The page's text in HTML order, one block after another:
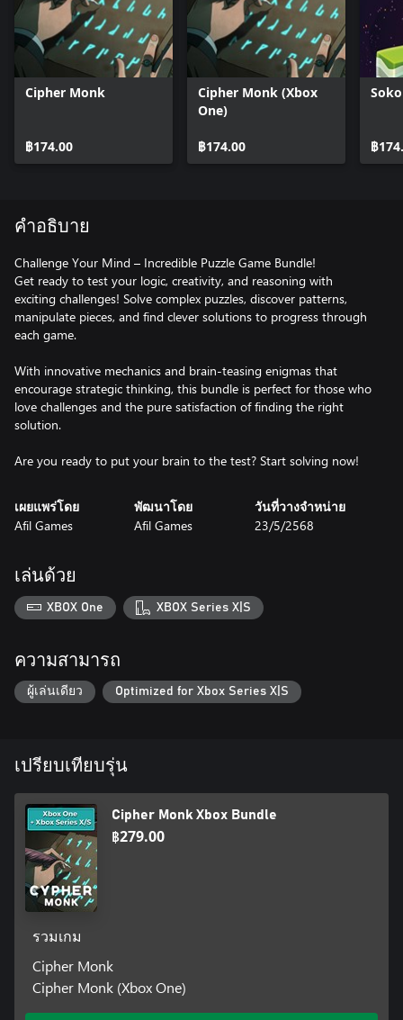
Cipher Monk
฿174.00
Cipher Monk (Xbox
One)
฿174.00 ฿
คำอธิบาย
Challenge Your Mind – Incredible Puzzle Game Bundle!
Get ready to test your logic, creativity, and reasoning with
exciting challenges! Solve complex puzzles, discover patterns,
manipulate pieces, and find clever solutions to progress through
each game.
With innovative mechanics and brain-teasing enigmas that
encourage strategic thinking, this bundle is perfect for those who
love challenges and the pure satisfaction of finding the right
solution.
Are you ready to put your brain to the test? Start solving now!
เผยแพร่โดย
Afil Games
พัฒนาโดย
Afil Games
วันที่วางจำหน่าย
23/5/2568
เล่นด้วย
XBOX One XBOX Series X|S
ความสามารถ
ผู้เล่นเดียว Optimized for Xbox Series X|S
เปรียบเทียบรุ่น
Cipher Monk Xbox Bundle
฿279.00
รวมเกม
Cipher Monk
Cipher Monk (Xbox One)